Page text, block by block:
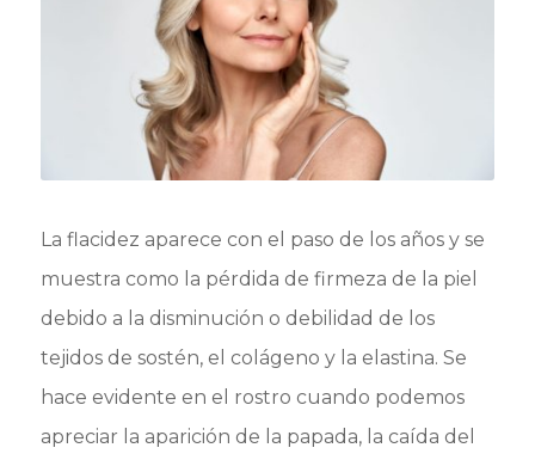
La flacidez aparece con el paso de los años y se
muestra como la pérdida de firmeza de la piel
debido a la disminución o debilidad de los
tejidos de sostén, el colágeno y la elastina. Se
hace evidente en el rostro cuando podemos
apreciar la aparición de la papada, la caída del